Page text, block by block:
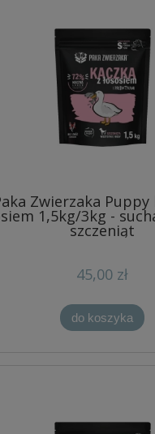
Zwierzaka Puppy
1,5kg/3kg -
szczeniąt
45,00 zł
do koszyka